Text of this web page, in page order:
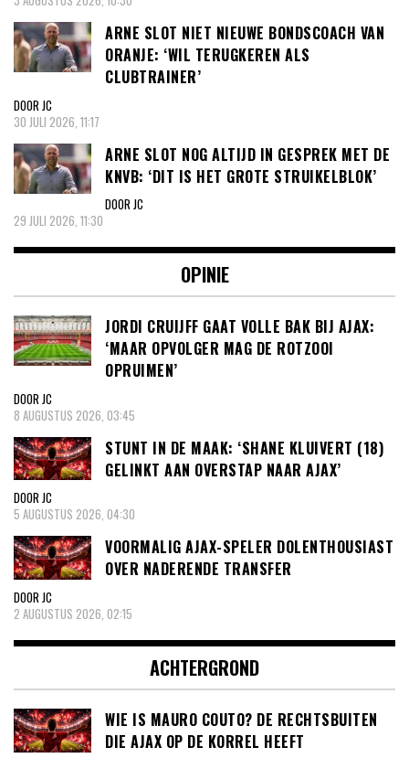
ARNE SLOT NIET NIEUWE BONDSCOACH VAN
ORANJE: ‘WIL TERUGKEREN ALS
CLUBTRAINER’
DOOR JC
30 JULI 2026, 11:17
ARNE SLOT NOG ALTIJD IN GESPREK MET DE
KNVB: ‘DIT IS HET GROTE STRUIKELBLOK’
DOOR JC
29 JULI 2026, 11:30
OPINIE
JORDI CRUIJFF GAAT VOLLE BAK BIJ AJAX:
‘MAAR OPVOLGER MAG DE ROTZOOI
OPRUIMEN’
DOOR JC
8 AUGUSTUS 2026, 03:45
STUNT IN DE MAAK: ‘SHANE KLUIVERT (18)
GELINKT AAN OVERSTAP NAAR AJAX’
DOOR JC
5 AUGUSTUS 2026, 04:30
VOORMALIG AJAX-SPELER DOLENTHOUSIAST
OVER NADERENDE TRANSFER
DOOR JC
2 AUGUSTUS 2026, 02:15
ACHTERGROND
WIE IS MAURO COUTO? DE RECHTSBUITEN
DIE AJAX OP DE KORREL HEEFT